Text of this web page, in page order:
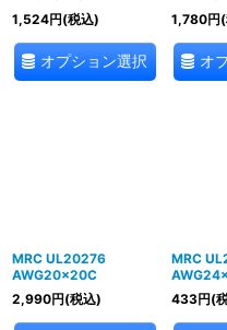
1,524円(税込)
オプション選択
1,780円
オ
MRC UL20276
AWG20×20C
2,990円(税込)
MRC
433円(